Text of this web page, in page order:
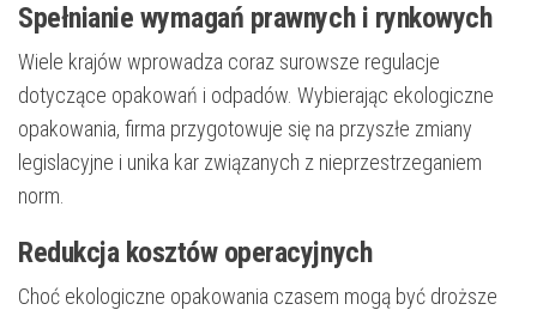
Spełnianie wymagań prawnych i rynkowych
Wiele krajów wprowadza coraz surowsze regulacje
dotyczące opakowań i odpadów. Wybierając ekologiczne
opakowania, firma przygotowuje się na przyszłe zmiany
legislacyjne i unika kar związanych z nieprzestrzeganiem
norm.
Redukcja kosztów operacyjnych
Choć ekologiczne opakowania czasem mogą być droższe